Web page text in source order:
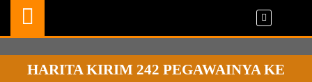
HARITA KIRIM 242 PEGAWAINYA KE